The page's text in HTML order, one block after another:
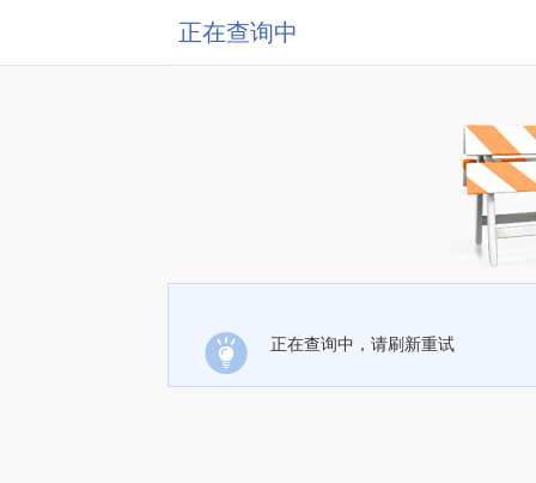
正在查询中
正在查询中，请刷新重试